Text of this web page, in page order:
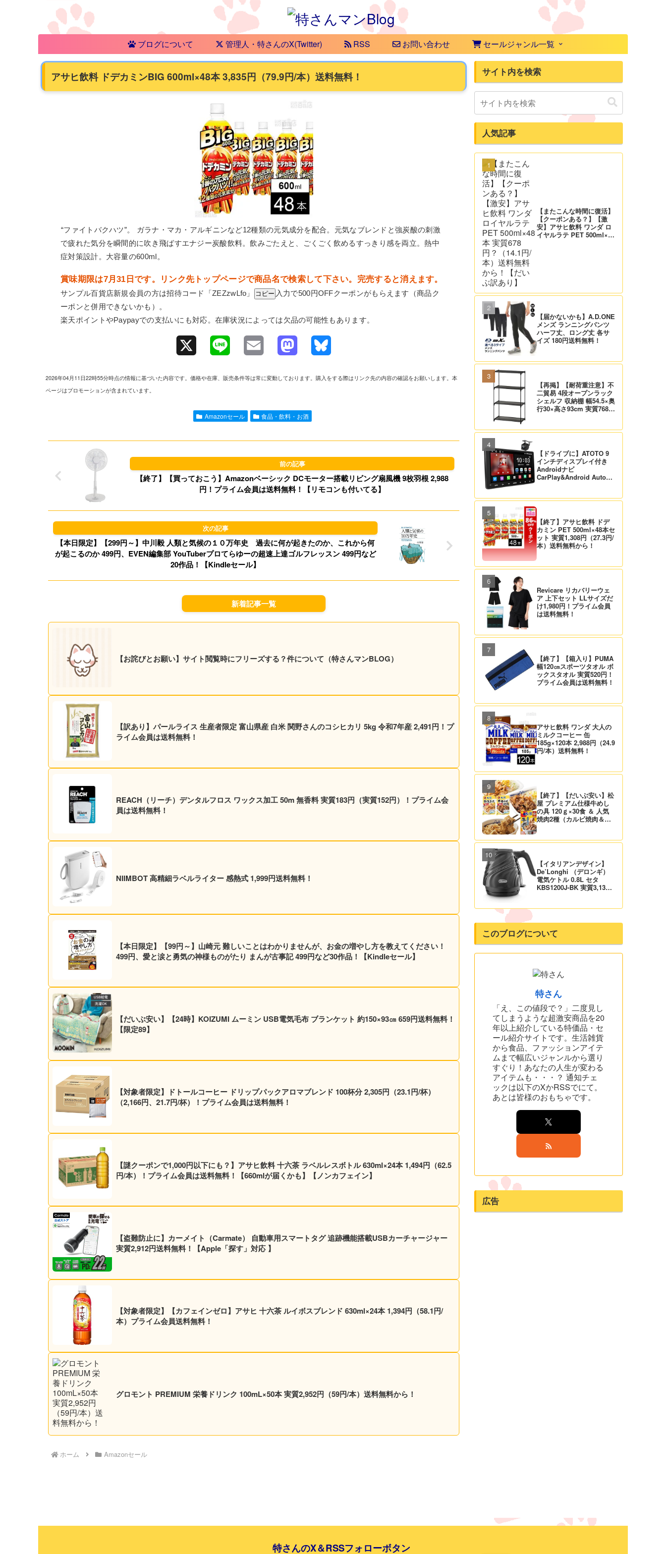
ブログについて 管理人・特さんのX(Twitter) RSS お問い合わせ セールジャンル一覧
アサヒ飲料 ドデカミンBIG 600ml×48本 3,835円（79.9円/本）送料無料！
“ファイトバクハツ”。 ガラナ・マカ・アルギニンなど12種類の元気成分を配合。元気なブレンドと強炭酸の刺激
で疲れた気分を瞬間的に吹き飛ばすエナジー炭酸飲料。飲みごたえと、ごくごく飲めるすっきり感を両立。熱中
症対策設計。大容量の600ml。
賞味期限は7月31日です。リンク先トップページで商品名で検索して下さい。完売すると消えます。
サンプル百貨店新規会員の方は招待コード「ZEZzwLfo 」 コピー 入力で500円OFFクーポンがもらえます（商品ク
ーポンと併用できないかも）。
楽天ポイントやPaypayでの支払いにも対応。在庫状況によっては欠品の可能性もあります。
l o
o
n
2026年04月11日22時55分時点の情報に基づいた内容です。価格や在庫、販売条件等は常に変動しております。購入をする際はリンク先の内容の確認をお願いします。本
ページはプロモーションが含まれています。
Amazonセール 食品・飲料・お酒
【終了】【買っておこう】Amazonベーシック DCモーター搭載リビング扇風機 9枚羽根 2,988
円！プライム会員は送料無料！【リモコンも付いてる】
【本日限定】【299円～】中川毅 人類と気候の１０万年史 過去に何が起きたのか、これから何
が起こるのか 499円、EVEN編集部 YouTuberプロてらゆーの超速上達ゴルフレッスン 499円など
20作品！【Kindleセール】
新着記事一覧
【お詫びとお願い】サイト閲覧時にフリーズする？件について（特さんマンBLOG）
【訳あり】パールライス 生産者限定 富山県産 白米 関野さんのコシヒカリ 5kg 令和7年産 2,491円！プ
ライム会員は送料無料！
REACH（リーチ）デンタルフロス ワックス加工 50m 無香料 実質183円（実質152円）！プライム会
員は送料無料！
NIIMBOT 高精細ラベルライター 感熱式 1,999円送料無料！
【本日限定】【99円～】山崎元 難しいことはわかりませんが、お金の増やし方を教えてください！
499円、愛と涙と勇気の神様ものがたり まんが古事記 499円など30作品！【Kindleセール】
【だいぶ安い】【24時】KOIZUMI ムーミン USB電気毛布 ブランケット 約150×93㎝ 659円送料無料！
【限定89】
【対象者限定】ドトールコーヒー ドリップパックアロマブレンド 100杯分 2,305円（23.1円/杯）
（2,166円、21.7円/杯）！プライム会員は送料無料！
【謎クーポンで1,000円以下にも？】アサヒ飲料 十六茶 ラベルレスボトル 630ml×24本 1,494円（62.5
円/本）！プライム会員は送料無料！【660mlが届くかも】【ノンカフェイン】
【盗難防止に】カーメイト（Carmate） 自動車用スマートタグ 追跡機能搭載USBカーチャージャー
実質2,912円送料無料！【Apple「探す」対応 】
【対象者限定】【カフェインゼロ】アサヒ 十六茶 ルイボスブレンド 630ml×24本 1,394円（58.1円/
本）プライム会員送料無料！
グロモント PREMIUM 栄養ドリンク 100mL×50本 実質2,952円（59円/本）送料無料から！
ホーム Amazonセール
サイト内を検索
人気記事
【またこんな時間に復活】
【クーポンある？】【激
安】アサヒ飲料 ワンダ ロ
イヤルラテ PET 500ml×48
【届かないかも】A.D.ONE
メンズ ランニングパンツ
ハーフ丈、ロング丈 各サ
イズ 180円送料無料！
【再掲】【耐荷重注意】不
二貿易 4段オープンラック
シェルフ 収納棚 幅54.5×奥
行30×高さ93cm 実質768
【ドライブに】ATOTO 9
インチディスプレイ付き
Androidナビ
CarPlay&Android Auto対
【終了】アサヒ飲料 ドデ
カミン PET 500ml×48本セ
ット 実質1,308円（27.3円/
本）送料無料から！
Revicare リカバリーウェ
ア 上下セット LLサイズだ
け1,980円！プライム会員
は送料無料！
【終了】【箱入り】PUMA
幅120㎝スポーツタオル ボ
ックスタオル 実質520円！
プライム会員は送料無料！
アサヒ飲料 ワンダ 大人の
ミルクコーヒー 缶
185g×120本 2,988円（24.9
円/本）送料無料！
【終了】【だいぶ安い】松
屋 プレミアム仕様牛めし
の具 120ｇ×30食 ＆ 人気
焼肉2種（カルビ焼肉＆生
料！
【イタリアンデザイン】
De’Longhi （デロンギ）
電気ケトル 0.8L セタ
KBS1200J-BK 実質3,132
このブログについて
特さん
「え、この値段で？」二度見し
てしまうような超激安商品を20
年以上紹介している特価品・セ
ール紹介サイトです。生活雑貨
から食品、ファッションアイテ
ムまで幅広いジャンルから選り
すぐり！あなたの人生が変わる
アイテムも・・・？ 通知チェ
ックは以下のXかRSSでにて。
あとは皆様のおもちゃです。
広告
特さんのX＆RSSフォローボタン